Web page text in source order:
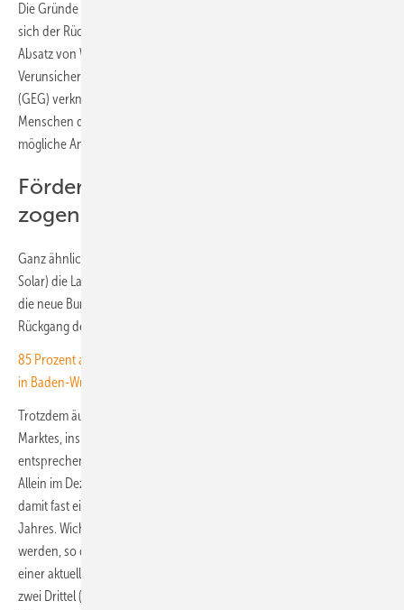
Die Gründe seien zahlreich, hieß es vom Verband. Zum einen habe
sich der Rückgang beim Wohnungs- und Hausbau negativ auf den
Absatz von Wärmepumpen ausgewirkt, dazu komme eine allgemeine
Verunsicherung durch die Politik. Die mit dem Gebäudeenergiegesetz
(GEG) verknüpfte kommunale Wärmeplanung führe dazu, dass die
Menschen die Heizungsmodernisierung aufschieben und auf
mögliche Angebote ihrer Kommunen warten, so der BDH.
Förderanträge für Wärmepumpen
zogen Ende 2024 deutlich an
Ganz ähnlich bewertet der Bundesverband Solarwirtschaft (BSW-
Solar) die Lage. Die Ungewissheit, welche energiepolitischen Akzente
die neue Bundesregierung setzen werde, habe maßgeblich zum
Rückgang der Nachfrage nach EE-Heizungen beigetragen.
85 Prozent aller großen Kommunen mit fertiger Wärmeplanung sitzen
in Baden-Württemberg
Trotzdem äußerten beide Verbände Hoffnung auf eine Erholung des
Marktes, insbesondere bei Wärmepumpen. Laut BDH haben
entsprechende Förderanträge Ende 2024 wieder deutlich angezogen:
Allein im Dezember seien fast 46.000 Anträge bewilligt worden und
damit fast ein Viertel der insgesamt bewilligten 192.406 Anträge des
Jahres. Wichtig sei nun, dass diese Projekte auch in die Tat umgesetzt
werden, so der Verband. Der BSW-Solar beruft sich auf die Ergebnisse
einer aktuellen Umfrage unter Wahlberechtigten, nach der sich fast
zwei Drittel (63 Prozent) der Befragten für eine Fortsetzung der